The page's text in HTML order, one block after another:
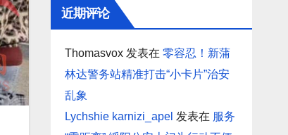
近期评论
Thomasvox发表在 零容忍！新蒲
林达警务站精准打击“小卡片”治安
乱象
Lychshie karnizi_apel 发表在 服务